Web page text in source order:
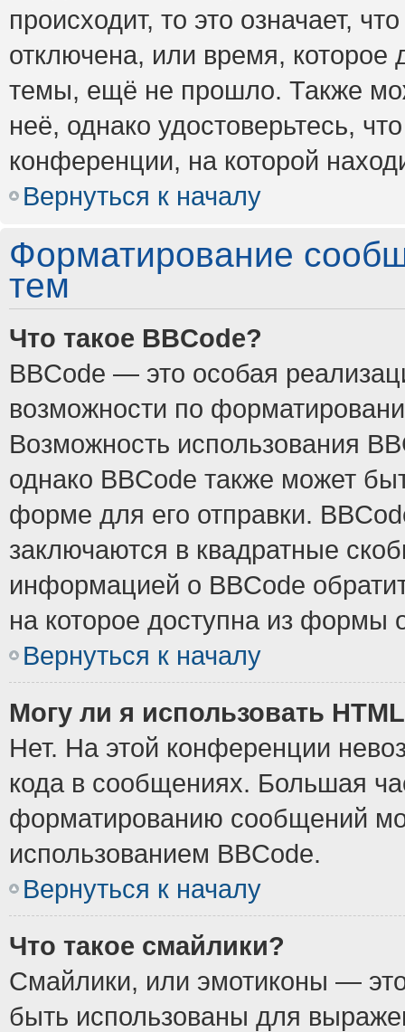
происходит, то это означает,
отключена, или время, которое
темы, ещё не прошло. Также
неё, однако удостоверьтесь,
конференции, на которой
Вернуться к началу
Форматирование
тем
Что такое BBCode?
BBCode — это особая
возможности по
Возможность использования
однако BBCode также может
форме для его отправки.
заключаются в квадратные
информацией о BBCode
на которое доступна из формы
Вернуться к началу
Могу ли я использовать
Нет. На этой конференции
кода в сообщениях. Большая
форматированию сообщений
использованием BBCode.
Вернуться к началу
Что такое смайлики?
Смайлики, или эмотиконы —
быть использованы для